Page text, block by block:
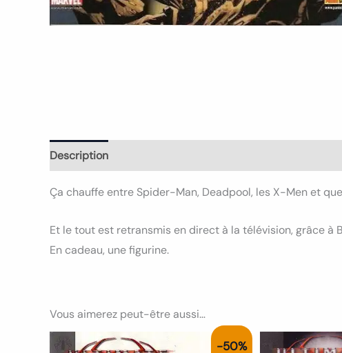
Description
Ça chauffe entre Spider-Man, Deadpool, les X-Men et
Et le tout est retransmis en direct à la télévision, grâce à
En cadeau, une figurine.
Vous aimerez peut-être aussi…
-50%
Le
prix
Le
prix
Le
prix